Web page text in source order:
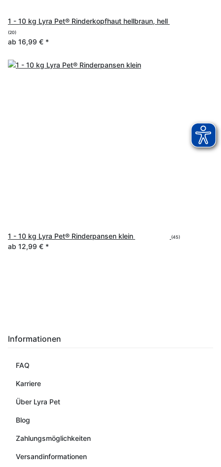
1 - 10 kg Lyra Pet® Rinderkopfhaut hellbraun, hell
(20)
ab 16,99 € *
1 - 10 kg Lyra Pet® Rinderpansen klein (45)
ab 12,99 € *
Informationen
FAQ
Karriere
Über Lyra Pet
Blog
Zahlungsmöglichkeiten
Versandinformationen